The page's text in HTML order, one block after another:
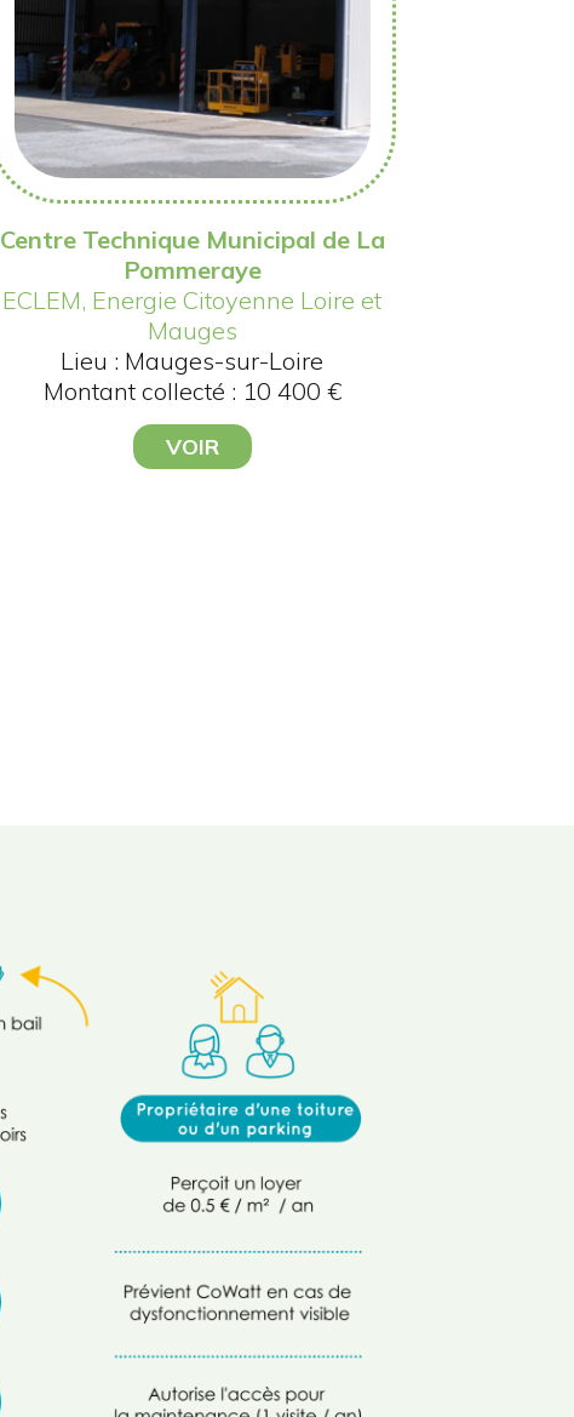
Centre Technique Municipal de La
Pommeraye
ECLEM, Energie Citoyenne Loire et
Mauges
Lieu : Mauges-sur-Loire
Montant collecté : 10 400 €
VOIR